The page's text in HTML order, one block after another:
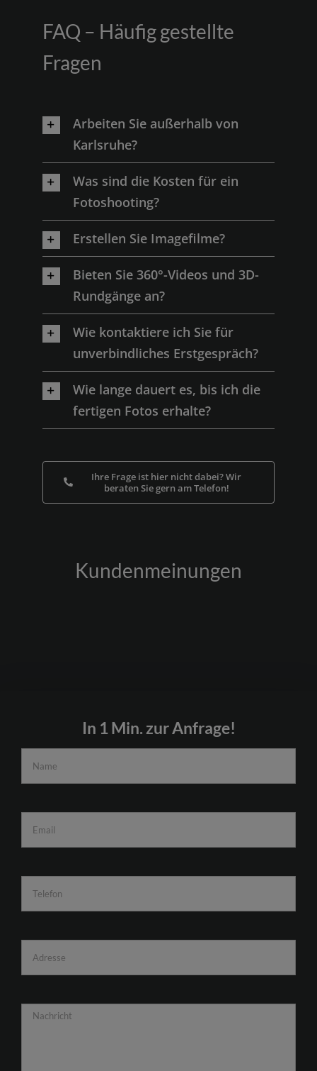
FAQ – Häufig gestellte
Fragen
Arbeiten Sie außerhalb von
Karlsruhe?
Was sind die Kosten für ein
Fotoshooting?
Erstellen Sie Imagefilme?
Bieten Sie 360°-Videos und 3D-
Rundgänge an?
Wie kontaktiere ich Sie für
unverbindliches Erstgespräch?
Wie lange dauert es, bis ich die
fertigen Fotos erhalte?
Ihre Frage ist hier nicht dabei? Wir
beraten Sie gern am Telefon!
Kundenmeinungen
In 1 Min. zur Anfrage!